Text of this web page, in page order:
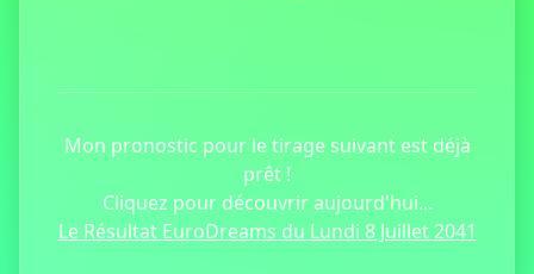
Mon pronostic pour le tirage suivant est déjà
prêt !
Cliquez pour découvrir aujourd'hui...
Le Résultat EuroDreams du Lundi 8 Juillet 2041